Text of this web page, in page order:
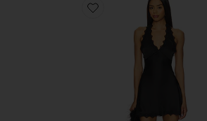
Favorite ПЛАТЬЕ STARS ALIGN